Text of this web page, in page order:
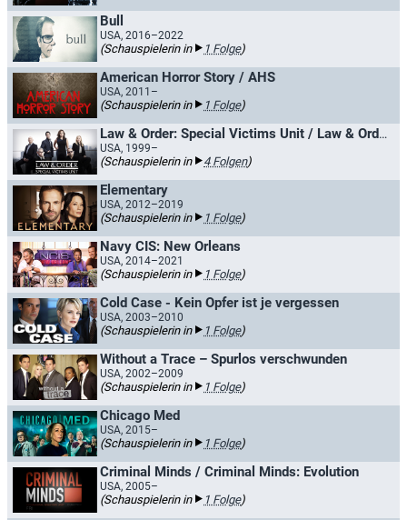
Bull
USA, 2016–2022
(Schauspielerin in 1 Folge)
American Horror Story / AHS
USA, 2011–
(Schauspielerin in 1 Folge)
Law & Order: Special Victims Unit / Law & Order: New York
USA, 1999–
(Schauspielerin in 4 Folgen)
Elementary
USA, 2012–2019
(Schauspielerin in 1 Folge)
Navy CIS: New Orleans
USA, 2014–2021
(Schauspielerin in 1 Folge)
Cold Case - Kein Opfer ist je vergessen
USA, 2003–2010
(Schauspielerin in 1 Folge)
Without a Trace – Spurlos verschwunden
USA, 2002–2009
(Schauspielerin in 1 Folge)
Chicago Med
USA, 2015–
(Schauspielerin in 1 Folge)
Criminal Minds / Criminal Minds: Evolution
USA, 2005–
(Schauspielerin in 1 Folge)